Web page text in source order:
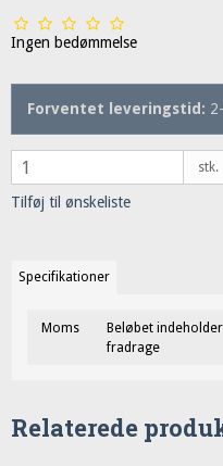
Ingen bedømmelse
Forventet leveringstid:
stk.
Tilføj til ønskeliste
Specifikationer
Moms
Beløbet
fradrage
Relaterede